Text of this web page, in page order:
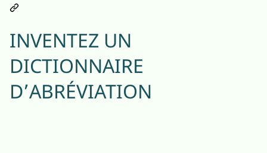
INVENTEZ UN
DICTIONNAIRE
D’ABRÉVIATION